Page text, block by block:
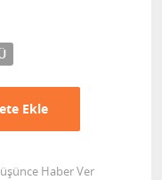
Ekle
Haber Ver